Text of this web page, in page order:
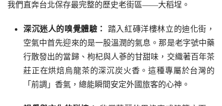
我們直奔台北保存最完整的歷史老街區——大稻埕。
深沉迷人的嗅覺體驗：
踏入紅磚洋樓林立的迪化街，
空氣中首先迎來的是一股溫潤的氣息。那是老字號中藥
行散發出的當歸、枸杞與人蔘的甘甜味，交織著百年茶
莊正在烘焙烏龍茶的深沉炭火香。這種專屬於台灣的
「前調」香氣，總能瞬間安定外國旅客的心神。